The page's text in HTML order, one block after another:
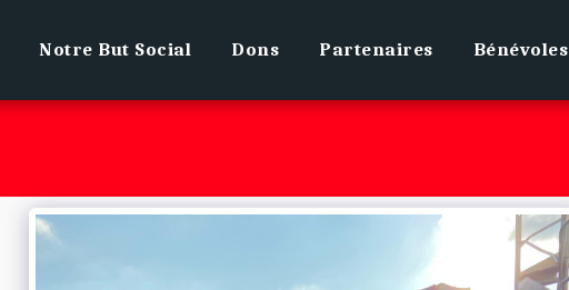
Notre But Social Dons Partenaires Bénévoles